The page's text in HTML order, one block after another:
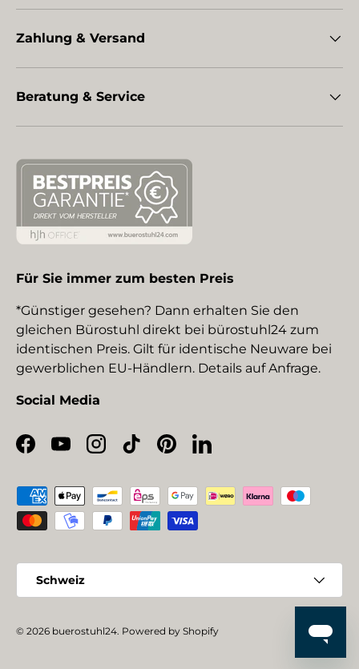
Zahlung & Versand
Beratung & Service
Für Sie immer zum besten Preis
*Günstiger gesehen? Dann erhalten Sie den
gleichen Bürostuhl direkt bei bürostuhl24 zum
identischen Preis. Gilt für identische Neuware bei
gewerblichen EU-Händlern. Details auf Anfrage.
Social Media
Facebook
YouTubeInstagram
TikTokPinterestLinkedIn
Zahlungsmethoden
Schweiz
© 2026 buerostuhl24. Powered by Shopify